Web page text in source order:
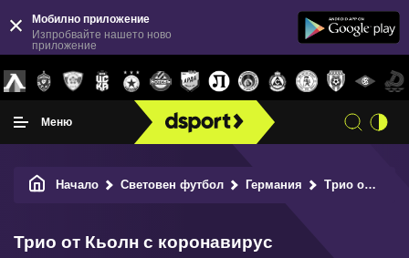
Мобилно приложение
Изпробвайте нашето ново
приложение
Меню
Начало Световен футбол Германия Трио от Кьолн с коронавирус
Трио от Кьолн с коронавирус